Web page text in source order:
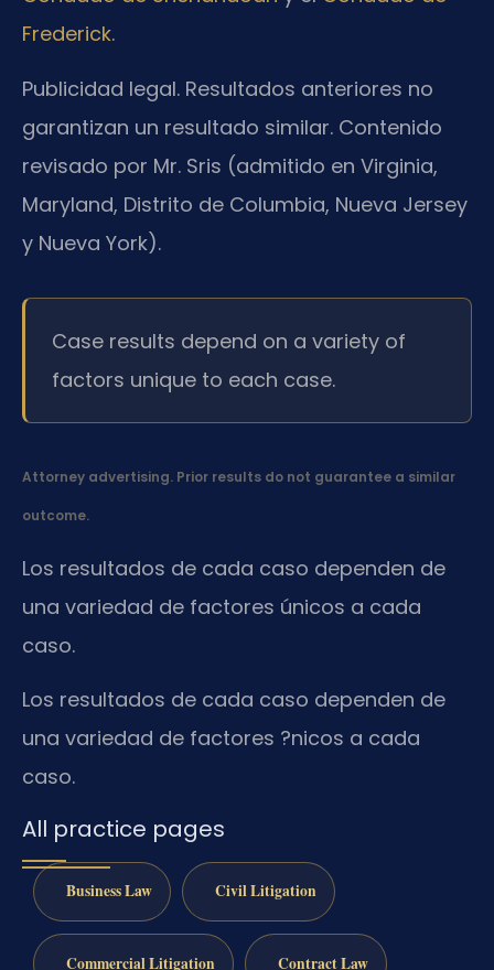
Frederick.
Publicidad legal. Resultados anteriores no
garantizan un resultado similar. Contenido
revisado por Mr. Sris (admitido en Virginia,
Maryland, Distrito de Columbia, Nueva Jersey
y Nueva York).
Case results depend on a variety of
factors unique to each case.
Attorney advertising. Prior results do not guarantee a similar
outcome.
Los resultados de cada caso dependen de
una variedad de factores únicos a cada
caso.
Los resultados de cada caso dependen de
una variedad de factores ?nicos a cada
caso.
All practice pages
Business Law Civil Litigation
Commercial Litigation Contract Law